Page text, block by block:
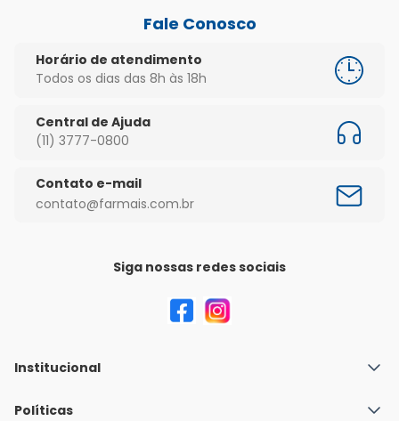
Fale Conosco
Horário de atendimento
Todos os dias das 8h às 18h
Central de Ajuda
(11) 3777-0800
Contato e-mail
contato@farmais.com.br
Siga nossas redes sociais
Institucional
Quem Somos
Políticas